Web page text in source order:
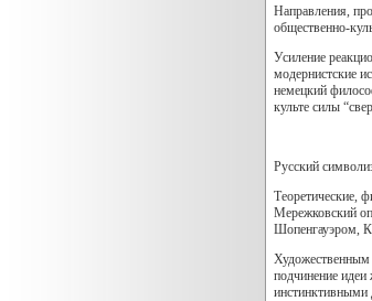
Направления,
общественно-
Усиление
модернистские
немецкий
культе силы
Русский
Теоретические,
Мережковский
Шопенгауэром,
Художественным
подчинение
инстинктивными